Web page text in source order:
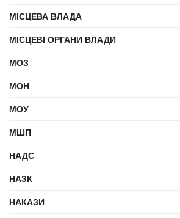
МІСЦЕВА ВЛАДА
МІСЦЕВІ ОРГАНИ ВЛАДИ
МОЗ
МОН
МОУ
МШП
НАДС
НАЗК
НАКАЗИ